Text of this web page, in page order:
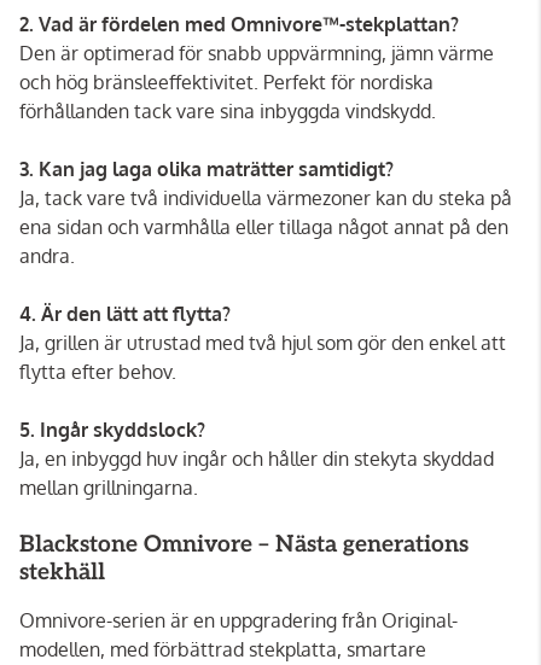
2. Vad är fördelen med Omnivore™-stekplattan?
Den är optimerad för snabb uppvärmning, jämn värme
och hög bränsleeffektivitet. Perfekt för nordiska
förhållanden tack vare sina inbyggda vindskydd.
3. Kan jag laga olika maträtter samtidigt?
Ja, tack vare två individuella värmezoner kan du steka på
ena sidan och varmhålla eller tillaga något annat på den
andra.
4. Är den lätt att flytta?
Ja, grillen är utrustad med två hjul som gör den enkel att
flytta efter behov.
5. Ingår skyddslock?
Ja, en inbyggd huv ingår och håller din stekyta skyddad
mellan grillningarna.
Blackstone Omnivore – Nästa generations
stekhäll
Omnivore-serien är en uppgradering från Original-
modellen, med förbättrad stekplatta, smartare